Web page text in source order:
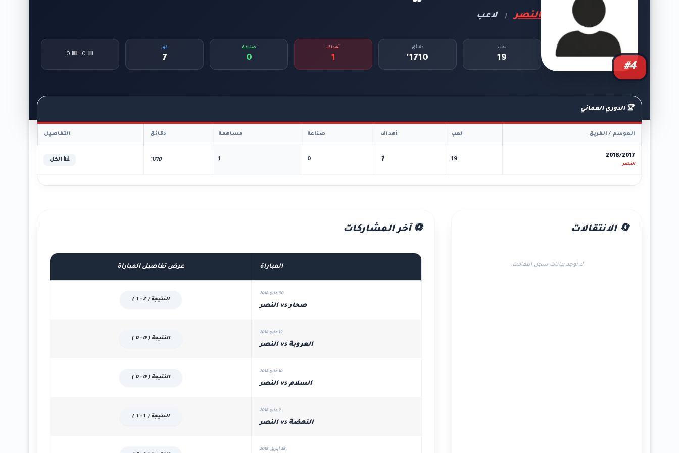
#4
النصر | لاعب
لعب
19
دقائق
1710'
أهداف
1
صناعة
0
فوز
7
🟨 0 | 🟥 0
🏆 الدوري العماني
الموسم / الفريق لعب أهداف صناعة مساهمة دقائق التفاصيل
2018/2017
النصر
19
1
0
1
1710' 📊 الكل
🔄 الانتقالات
لا توجد بيانات سجل انتقالات.
⚽ آخر المشاركات
المباراة عرض تفاصيل المباراة
30 مايو 2018
صحار vs النصر
النتيجة ( 2 - 1 )
19 مايو 2018
العروبة vs النصر
النتيجة ( 0 - 0 )
10 مايو 2018
السلام vs النصر
النتيجة ( 0 - 0 )
2 مايو 2018
النهضة vs النصر
النتيجة ( 1 - 1 )
28 أبريل 2018